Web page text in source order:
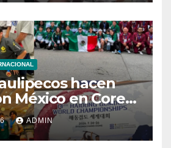
hacen
México en Corea
el primer
de Haidong
ADMIN